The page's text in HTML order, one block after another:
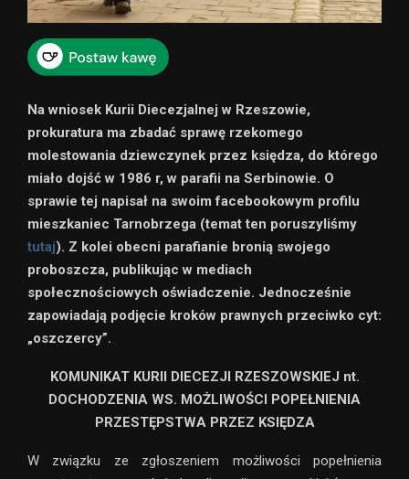
Na wniosek Kurii Diecezjalnej w Rzeszowie,
prokuratura ma zbadać sprawę rzekomego
molestowania dziewczynek przez księdza, do którego
miało dojść w 1986 r, w parafii na Serbinowie. O
sprawie tej napisał na swoim facebookowym profilu
mieszkaniec Tarnobrzega (temat ten poruszyliśmy
tutaj). Z kolei obecni parafianie bronią swojego
proboszcza, publikując w mediach
społecznościowych oświadczenie. Jednocześnie
zapowiadają podjęcie kroków prawnych przeciwko cyt:
„oszczercy”.
KOMUNIKAT KURII DIECEZJI RZESZOWSKIEJ nt.
DOCHODZENIA WS. MOŻLIWOŚCI POPEŁNIENIA
PRZESTĘPSTWA PRZEZ KSIĘDZA
W związku ze zgłoszeniem możliwości popełnienia